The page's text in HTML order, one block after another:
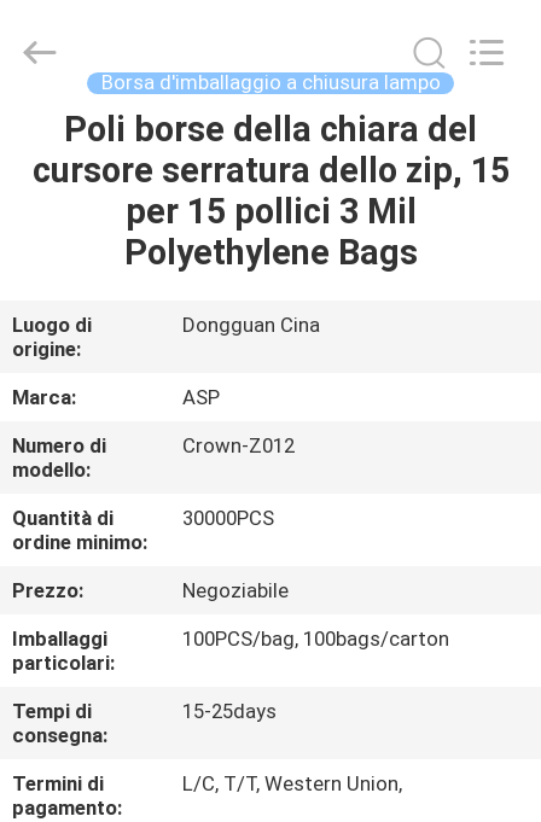
CASA
PRODOTTI
VR
CIRCA
NOI
GIRO
DELLA
FABBRICA
CONTROLLO
DI
QUALITÀ
Borsa d'imballaggio a chiusura lampo
Poli borse della chiara del
cursore serratura dello zip, 15
per 15 pollici 3 Mil
Polyethylene Bags
Luogo di
origine:
Dongguan Cina
Marca:
ASP
Numero di
modello:
Crown-Z012
Quantità di
ordine minimo:
30000PCS
Prezzo:
Negoziabile
Imballaggi
particolari:
100PCS/bag, 100bags/carton
Tempi di
consegna:
15-25days
Termini di
pagamento:
L/C, T/T, Western Union,